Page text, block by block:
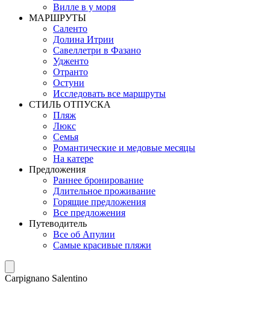
Вилле в у моря
MАРШРУТЫ
Саленто
Долина Итрии
Савеллетри в Фазано
Удженто
Отранто
Остуни
Исследовать все маршруты
СТИЛЬ OТПУСКА
Пляж
Люкс
Семья
Романтические и медовые месяцы
На катере
Предложения
Раннее бронирование
Длительное проживание
Горящие предложения
Все предложения
Путеводитель
Все об Апулии
Самые красивые пляжи
Carpignano Salentino